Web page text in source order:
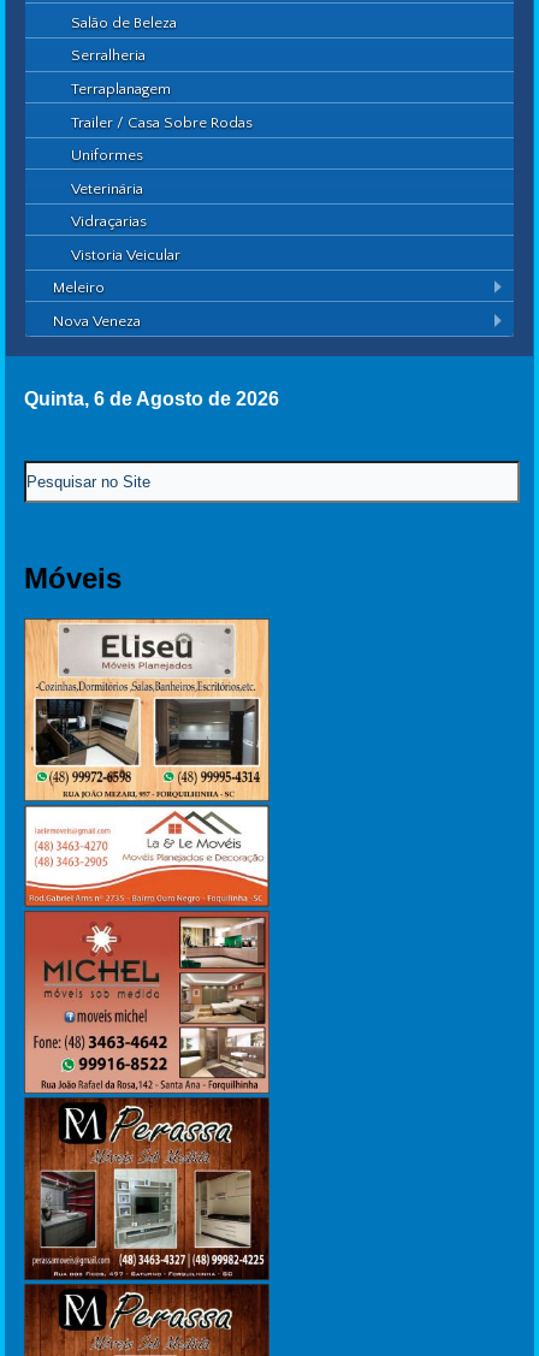
Salão de Beleza
Serralheria
Terraplanagem
Trailer / Casa Sobre Rodas
Uniformes
Veterinária
Vidraçarias
Vistoria Veicular
Meleiro
Nova Veneza
Quinta, 6 de Agosto de 2026
Móveis